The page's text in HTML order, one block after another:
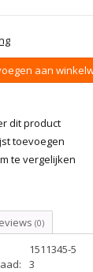
aan
dit product
toevoegen
te vergelijken
(0)
1511345-5
3